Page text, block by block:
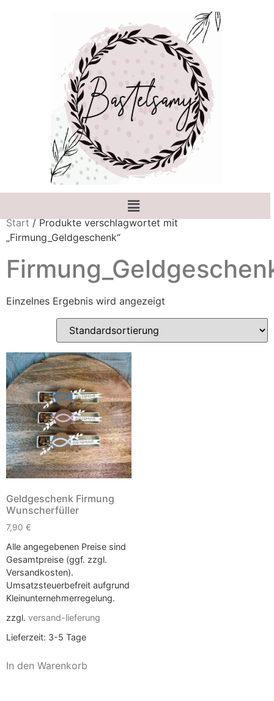
Start/ Produkte verschlagwortet mit
„Firmung_Geldgeschenk“
Einzelnes Ergebnis wird angezeigt
Geldgeschenk Firmung
Wunscherfüller
7,90 €
Alle angegebenen Preise sind
Gesamtpreise (ggf. zzgl.
Versandkosten).
Umsatzsteuerbefreit aufgrund
Kleinunternehmerregelung.
zzgl. versand-lieferung
Lieferzeit: 3-5 Tage
In den Warenkorb